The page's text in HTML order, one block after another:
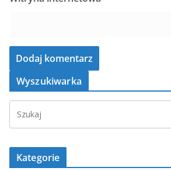
Wyszukiwarka
Kategorie